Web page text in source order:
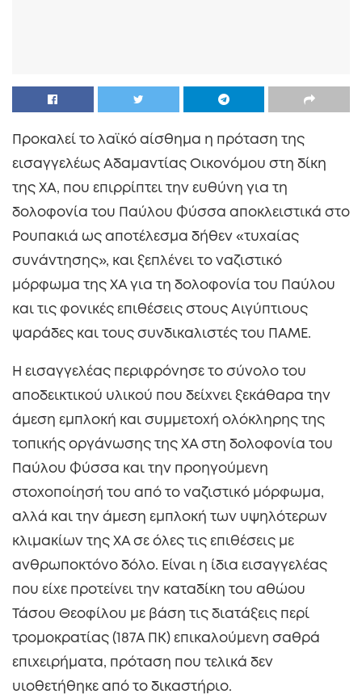
Προκαλεί το λαϊκό αίσθημα η πρόταση της
εισαγγελέως Αδαμαντίας Οικονόμου στη δίκη
της ΧΑ, που επιρρίπτει την ευθύνη για τη
δολοφονία του Παύλου Φύσσα αποκλειστικά στο
Ρουπακιά ως αποτέλεσμα δήθεν «τυχαίας
συνάντησης», και ξεπλένει το ναζιστικό
μόρφωμα της ΧΑ για τη δολοφονία του Παύλου
και τις φονικές επιθέσεις στους Αιγύπτιους
ψαράδες και τους συνδικαλιστές του ΠΑΜΕ.
Η εισαγγελέας περιφρόνησε το σύνολο του
αποδεικτικού υλικού που δείχνει ξεκάθαρα την
άμεση εμπλοκή και συμμετοχή ολόκληρης της
τοπικής οργάνωσης της ΧΑ στη δολοφονία του
Παύλου Φύσσα και την προηγούμενη
στοχοποίησή του από το ναζιστικό μόρφωμα,
αλλά και την άμεση εμπλοκή των υψηλότερων
κλιμακίων της ΧΑ σε όλες τις επιθέσεις με
ανθρωποκτόνο δόλο. Είναι η ίδια εισαγγελέας
που είχε προτείνει την καταδίκη του αθώου
Τάσου Θεοφίλου με βάση τις διατάξεις περί
τρομοκρατίας (187Α ΠΚ) επικαλούμενη σαθρά
επιχειρήματα, πρόταση που τελικά δεν
υιοθετήθηκε από το δικαστήριο.